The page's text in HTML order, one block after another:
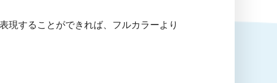
現することができれば、フルカラーより